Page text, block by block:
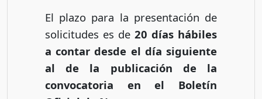
El plazo para la presentación de
solicitudes es de 20 días hábiles
a contar desde el día siguiente
al de la publicación de la
convocatoria en el Boletín